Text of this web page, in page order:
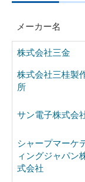
メーカー名
株式会社三金
株式会社三桂製
所
サン電子株式会
シャープマーケ
ィングジャパン
式会社